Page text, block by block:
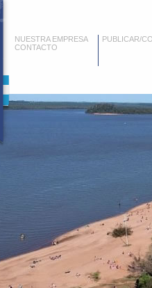
NUESTRA EMPRESA
CONTACTO
PUBLICAR/